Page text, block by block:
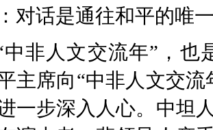
对话是通往和平的唯
非人文交流年”，也
主席向“中非人文交
一步深入人心。中坦